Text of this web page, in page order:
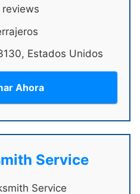
Estados Unidos
Ahora
Service